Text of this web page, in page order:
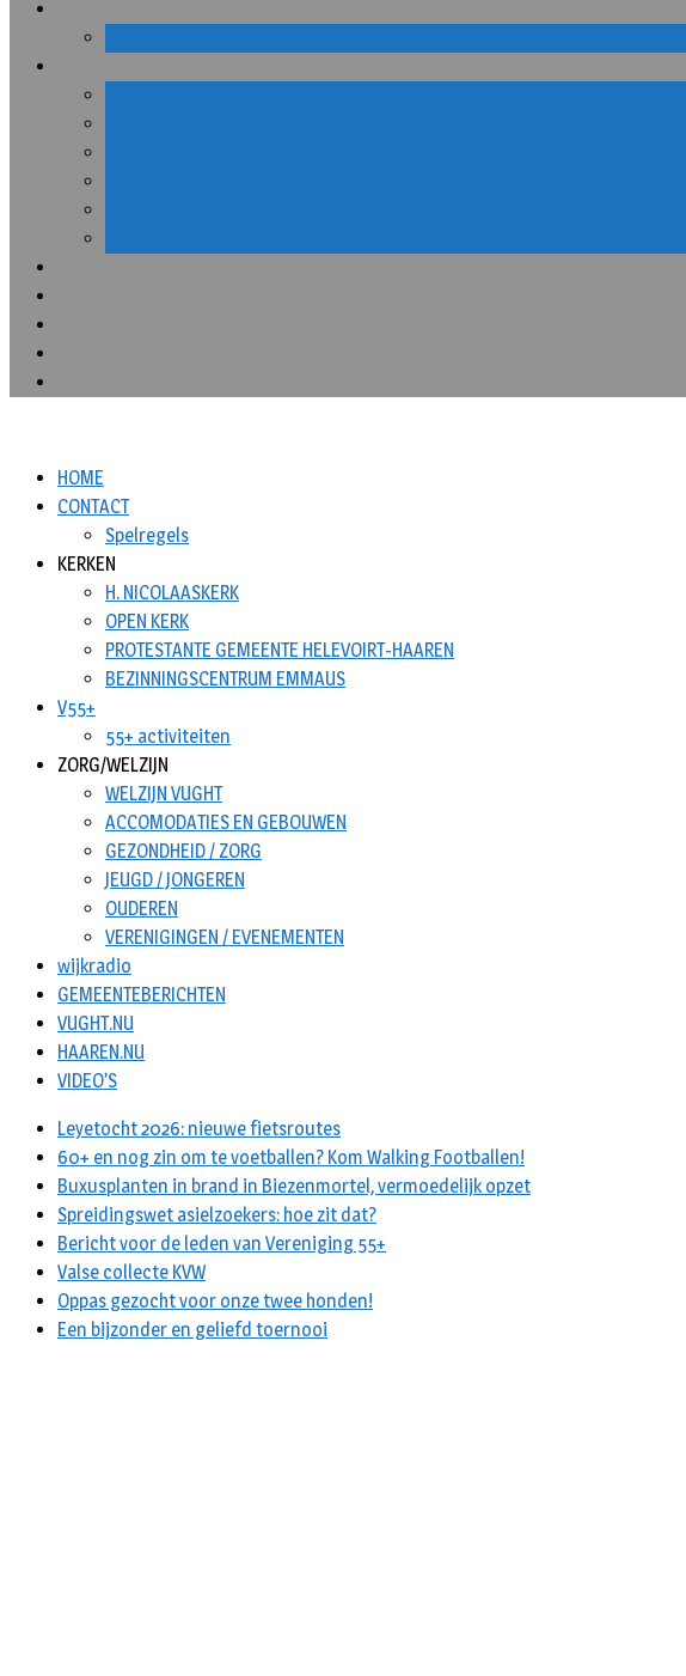
HOME
CONTACT
Spelregels
KERKEN
H. NICOLAASKERK
OPEN KERK
PROTESTANTE GEMEENTE HELEVOIRT-HAAREN
BEZINNINGSCENTRUM EMMAUS
V55+
55+ activiteiten
ZORG/WELZIJN
WELZIJN VUGHT
ACCOMODATIES EN GEBOUWEN
GEZONDHEID / ZORG
JEUGD / JONGEREN
OUDEREN
VERENIGINGEN / EVENEMENTEN
wijkradio
GEMEENTEBERICHTEN
VUGHT.NU
HAAREN.NU
VIDEO’S
Leyetocht 2026: nieuwe fietsroutes
60+ en nog zin om te voetballen? Kom Walking Footballen!
Buxusplanten in brand in Biezenmortel, vermoedelijk opzet
Spreidingswet asielzoekers: hoe zit dat?
Bericht voor de leden van Vereniging 55+
Valse collecte KVW
Oppas gezocht voor onze twee honden!
Een bijzonder en geliefd toernooi